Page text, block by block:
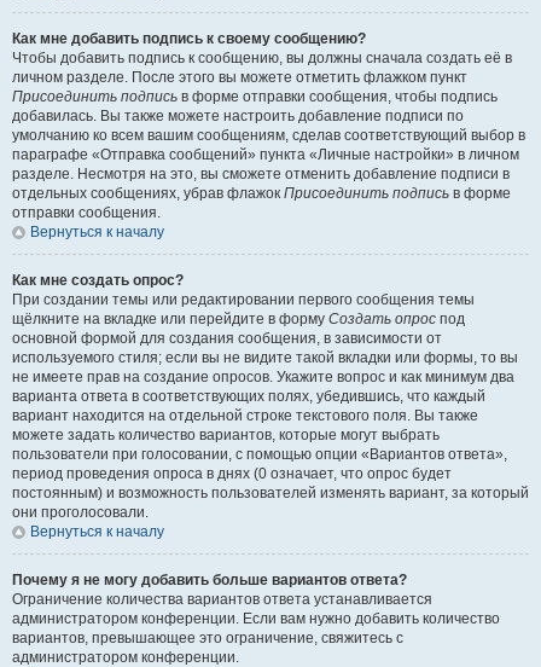
Как мне добавить подпись к своему сообщению?
Чтобы добавить подпись к сообщению, вы должны сначала создать её в
личном разделе. После этого вы можете отметить флажком пункт
Присоединить подпись в форме отправки сообщения, чтобы подпись
добавилась. Вы также можете настроить добавление подписи по
умолчанию ко всем вашим сообщениям, сделав соответствующий выбор в
параграфе «Отправка сообщений» пункта «Личные настройки» в личном
разделе. Несмотря на это, вы сможете отменить добавление подписи в
отдельных сообщениях, убрав флажок Присоединить подпись в форме
отправки сообщения.
Вернуться к началу
Как мне создать опрос?
При создании темы или редактировании первого сообщения темы
щёлкните на вкладке или перейдите в форму Создать опрос под
основной формой для создания сообщения, в зависимости от
используемого стиля; если вы не видите такой вкладки или формы, то вы
не имеете прав на создание опросов. Укажите вопрос и как минимум два
варианта ответа в соответствующих полях, убедившись, что каждый
вариант находится на отдельной строке текстового поля. Вы также
можете задать количество вариантов, которые могут выбрать
пользователи при голосовании, с помощью опции «Вариантов ответа»,
период проведения опроса в днях (0 означает, что опрос будет
постоянным) и возможность пользователей изменять вариант, за который
они проголосовали.
Вернуться к началу
Почему я не могу добавить больше вариантов ответа?
Ограничение количества вариантов ответа устанавливается
администратором конференции. Если вам нужно добавить количество
вариантов, превышающее это ограничение, свяжитесь с
администратором конференции.